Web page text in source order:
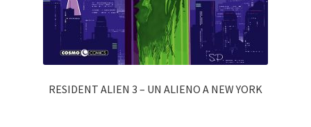
RESIDENT ALIEN 3 – UN ALIENO A NEW YORK